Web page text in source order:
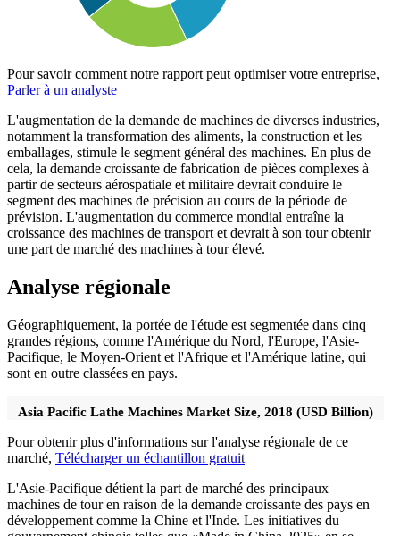
Pour savoir comment notre rapport peut optimiser votre entreprise,
Parler à un analyste
L'augmentation de la demande de machines de diverses industries,
notamment la transformation des aliments, la construction et les
emballages, stimule le segment général des machines. En plus de
cela, la demande croissante de fabrication de pièces complexes à
partir de secteurs aérospatiale et militaire devrait conduire le
segment des machines de précision au cours de la période de
prévision. L'augmentation du commerce mondial entraîne la
croissance des machines de transport et devrait à son tour obtenir
une part de marché des machines à tour élevé.
Analyse régionale
Géographiquement, la portée de l'étude est segmentée dans cinq
grandes régions, comme l'Amérique du Nord, l'Europe, l'Asie-
Pacifique, le Moyen-Orient et l'Afrique et l'Amérique latine, qui
sont en outre classées en pays.
Asia Pacific Lathe Machines Market Size, 2018 (USD Billion)
Pour obtenir plus d'informations sur l'analyse régionale de ce
marché, Télécharger un échantillon gratuit
L'Asie-Pacifique détient la part de marché des principaux
machines de tour en raison de la demande croissante des pays en
développement comme la Chine et l'Inde. Les initiatives du